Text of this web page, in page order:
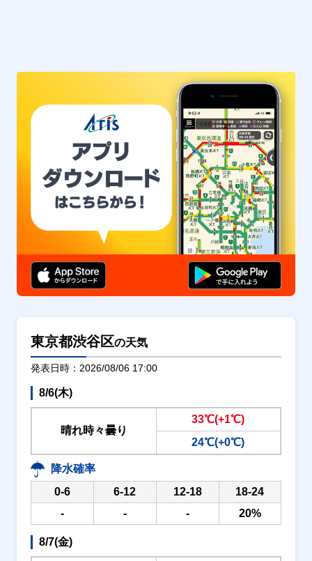
東京都渋谷区の天気
発表日時：2026/08/06 17:00
8/6(木)
晴れ時々曇り
33℃(+1℃)
24℃(+0℃)
降水確率
0-6
6-12 12-18
18-24
-
- - 20%
8/7(金)